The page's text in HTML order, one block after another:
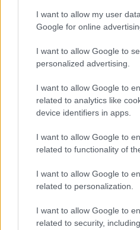
I want to allow my user
Google for online
I want to allow Google to
personalized advertising.
I want to allow Google to
related to analytics like
device identifiers in apps.
I want to allow Google to
related to functionality of
I want to allow Google to
related to personalization.
I want to allow Google to
related to security,
Nicolaporro.it è anche su
cliccare quiper iscriversi al
SEDUTE
Vignetta del 07/